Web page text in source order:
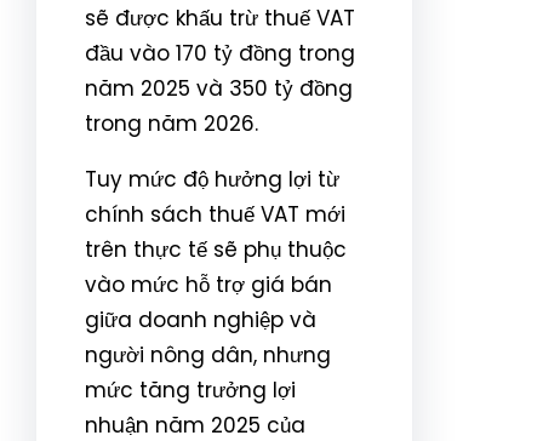
sẽ được khấu trừ thuế VAT
đầu vào 170 tỷ đồng trong
năm 2025 và 350 tỷ đồng
trong năm 2026.
Tuy mức độ hưởng lợi từ
chính sách thuế VAT mới
trên thực tế sẽ phụ thuộc
vào mức hỗ trợ giá bán
giữa doanh nghiệp và
người nông dân, nhưng
mức tăng trưởng lợi
nhuận năm 2025 của